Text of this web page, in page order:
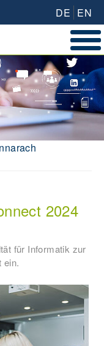
DE EN
2024
für Informatik zur
ein.